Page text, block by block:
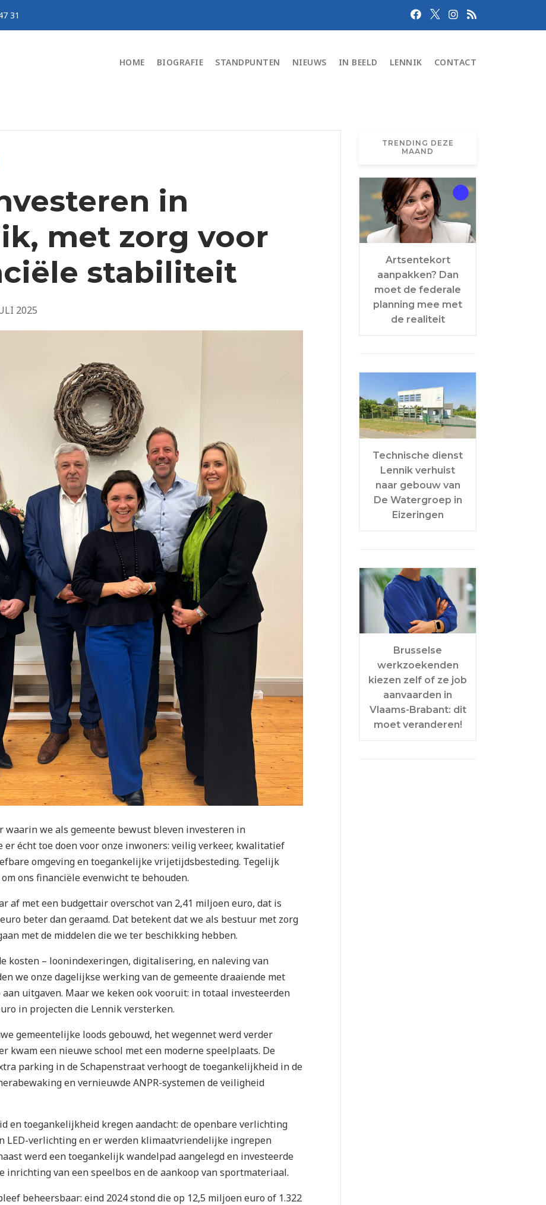
31
HOME BIOGRAFIE STANDPUNTEN NIEUWS IN BEELD LENNIK CONTACT
in
met zorg voor
stabiliteit
2025
waarin we als gemeente bewust bleven investeren in
er écht toe doen voor onze inwoners: veilig verkeer, kwalitatief
omgeving en toegankelijke vrijetijdsbesteding. Tegelijk
ons financiële evenwicht te behouden.
af met een budgettair overschot van 2,41 miljoen euro, dat is
beter dan geraamd. Dat betekent dat we als bestuur met zorg
met de middelen die we ter beschikking hebben.
kosten – loonindexeringen, digitalisering, en naleving van
we onze dagelijkse werking van de gemeente draaiende met
aan uitgaven. Maar we keken ook vooruit: in totaal investeerden
in projecten die Lennik versterken.
gemeentelijke loods gebouwd, het wegennet werd verder
kwam een nieuwe school met een moderne speelplaats. De
parking in de Schapenstraat verhoogt de toegankelijkheid in de
en vernieuwde ANPR-systemen de veiligheid
en toegankelijkheid kregen aandacht: de openbare verlichting
LED-verlichting en er werden klimaatvriendelijke ingrepen
werd een toegankelijk wandelpad aangelegd en investeerde
inrichting van een speelbos en de aankoop van sportmateriaal.
beheersbaar: eind 2024 stond die op 12,5 miljoen euro of 1.322
TRENDING DEZE
MAAND
Artsentekort
aanpakken? Dan
moet de federale
planning mee met
de realiteit
Technische dienst
Lennik verhuist
naar gebouw van
De Watergroep in
Eizeringen
Brusselse
werkzoekenden
kiezen zelf of ze job
aanvaarden in
Vlaams-Brabant: dit
moet veranderen!